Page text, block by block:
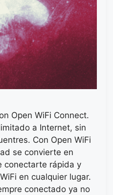
Open WiFi Connect.
a Internet, sin
Con Open WiFi
se convierte en
conectarte rápida y
en cualquier lugar.
conectado ya no